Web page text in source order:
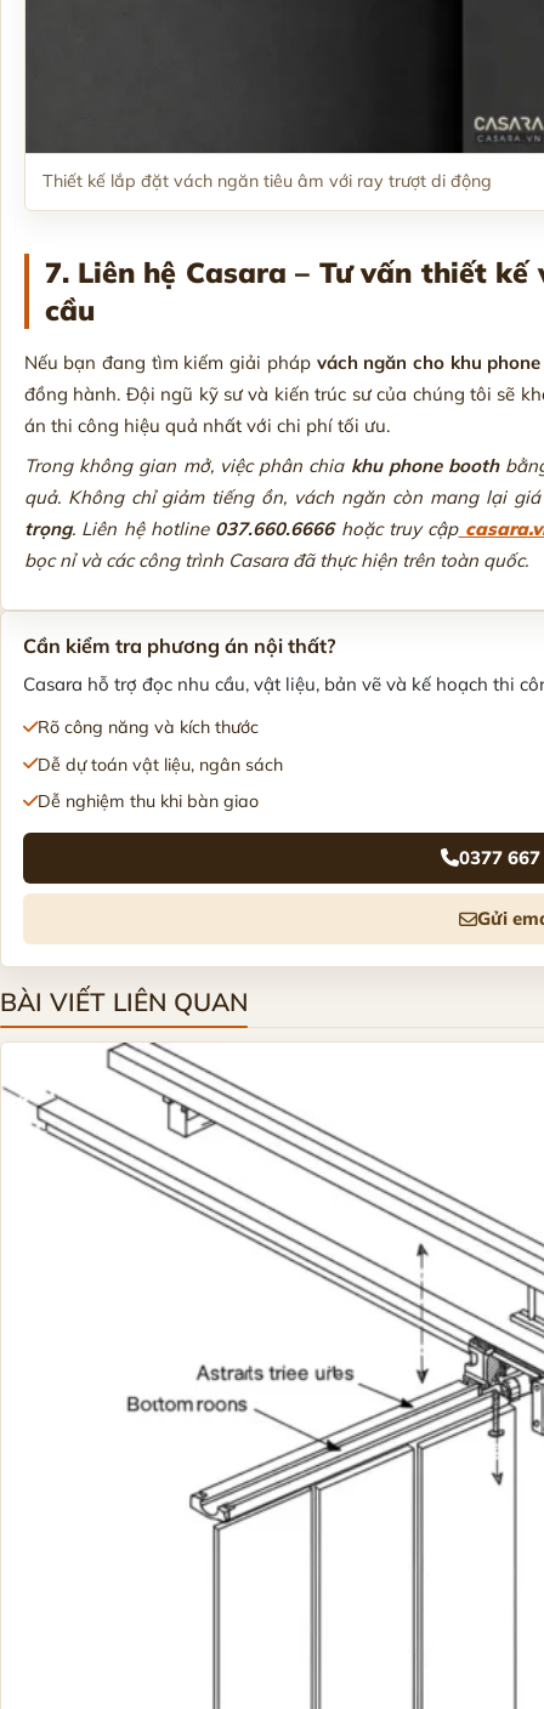
Thiết kế lắp đặt vách ngăn tiêu âm với ray trượt di động
7. Liên hệ Casara – Tư vấn thiết
cầu
Nếu bạn đang tìm kiếm giải pháp vách ngăn cho khu
đồng hành. Đội ngũ kỹ sư và kiến trúc sư của chúng tôi sẽ
án thi công hiệu quả nhất với chi phí tối ưu.
Trong không gian mở, việc phân chia khu phone booth
quả. Không chỉ giảm tiếng ồn, vách ngăn còn mang lại
trọng. Liên hệ hotline 037.660.6666hoặc truy cập
bọc nỉ và các công trình Casara đã thực hiện trên toàn quốc.
Cần kiểm tra phương án nội thất?
Casara hỗ trợ đọc nhu cầu, vật liệu, bản vẽ và kế hoạch thi
Rõ công năng và kích thước
Dễ dự toán vật liệu, ngân sách
Dễ nghiệm thu khi bàn giao
0377
Gửi
BÀI VIẾT LIÊN QUAN